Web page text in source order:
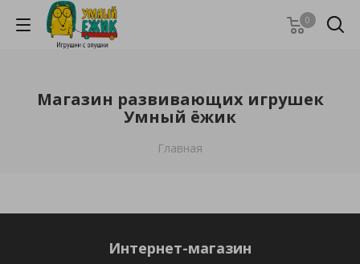
0
Магазин развивающих игрушек
Умный ёжик
Главная
Интернет-магазин